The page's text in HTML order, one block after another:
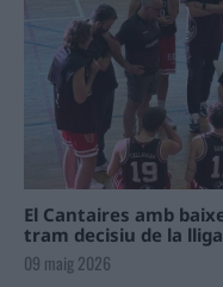
El Cantaires amb
tram decisiu de la lliga
09 maig 2026